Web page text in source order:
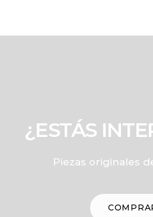
¿ESTÁS
Piezas originales